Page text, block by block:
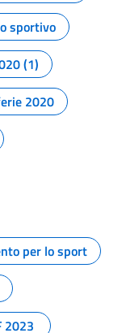
sportivo
(1)
2020
per lo sport
2023